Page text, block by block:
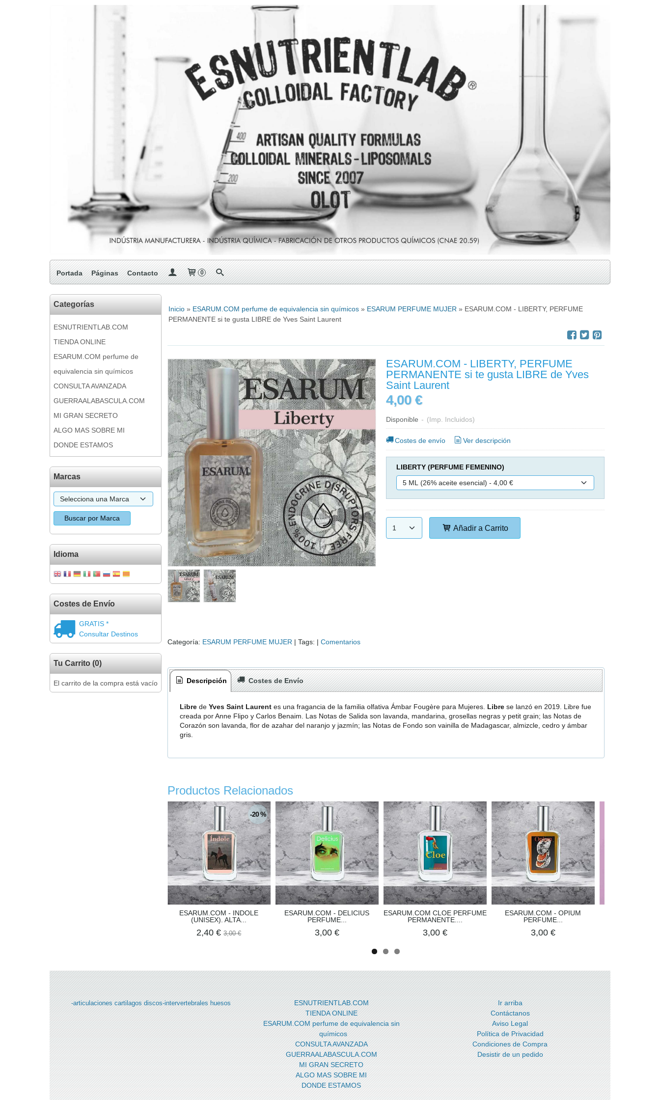
Portada Páginas Contacto 0
Categorías
ESNUTRIENTLAB.COM
TIENDA ONLINE
ESARUM.COM perfume de
equivalencia sin químicos
CONSULTA AVANZADA
GUERRAALABASCULA.COM
MI GRAN SECRETO
ALGO MAS SOBRE MI
DONDE ESTAMOS
Marcas
Idioma
Costes de Envío
GRATIS *
Consultar Destinos
Tu Carrito (0)
El carrito de la compra está vacío
Inicio» ESARUM.COM perfume de equivalencia sin químicos» ESARUM PERFUME MUJER » ESARUM.COM - LIBERTY, PERFUME
PERMANENTE si te gusta LIBRE de Yves Saint Laurent
ESARUM.COM - LIBERTY, PERFUME
PERMANENTE si te gusta LIBRE de Yves
Saint Laurent
4,00 €
Disponible - (Imp. Incluidos)
Costes de envío Ver descripción
LIBERTY (PERFUME FEMENINO)
Añadir a Carrito
Categoría: ESARUM PERFUME MUJER | Tags: | Comentarios
Descripción Costes de Envío
Librede Yves Saint Laurentes una fragancia de la familia olfativa Ámbar Fougère para Mujeres. Librese lanzó en 2019. Libre fue
creada por Anne Flipo y Carlos Benaim. Las Notas de Salida son lavanda, mandarina, grosellas negras y petit grain; las Notas de
Corazón son lavanda, flor de azahar del naranjo y jazmín; las Notas de Fondo son vainilla de Madagascar, almizcle, cedro y ámbar
gris.
Productos Relacionados
-20 %
ESARUM.COM - INDOLE
(UNISEX). ALTA...
2,40 €3,00 €
ESARUM.COM - DELICIUS
PERFUME...
3,00 €
ESARUM.COM CLOE PERFUME
PERMANENTE....
3,00 €
ESARUM.COM - OPIUM
PERFUME...
3,00 €
-articulaciones cartilagos discos-intervertebrales huesos
ESNUTRIENTLAB.COM
TIENDA ONLINE
ESARUM.COM perfume de equivalencia sin
químicos
CONSULTA AVANZADA
GUERRAALABASCULA.COM
MI GRAN SECRETO
ALGO MAS SOBRE MI
DONDE ESTAMOS
Ir arriba
Contáctanos
Aviso Legal
Política de Privacidad
Condiciones de Compra
Desistir de un pedido